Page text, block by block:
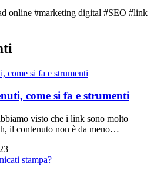
online #marketing digital #SEO #link
come si fa e strumenti
visto che i link sono molto
il contenuto non è da meno…